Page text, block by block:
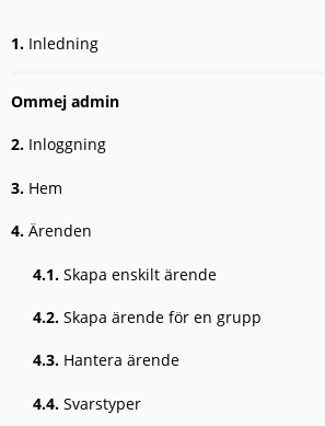
1. Inledning
Ommej admin
2. Inloggning
3. Hem
4. Ärenden
4.1. Skapa enskilt ärende
4.2. Skapa ärende för en grupp
4.3. Hantera ärende
4.4. Svarstyper